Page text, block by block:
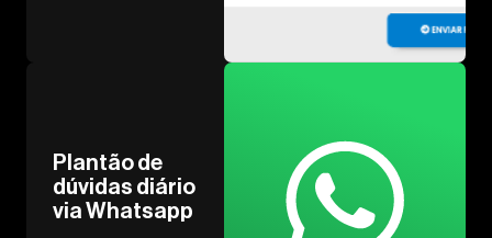
Plantão de
dúvidas diário
via Whatsapp